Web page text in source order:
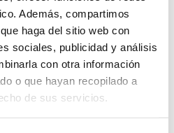
Además, compartimos
haga del sitio web con
sociales, publicidad y análisis
con otra información
o que hayan recopilado a
de sus servicios.